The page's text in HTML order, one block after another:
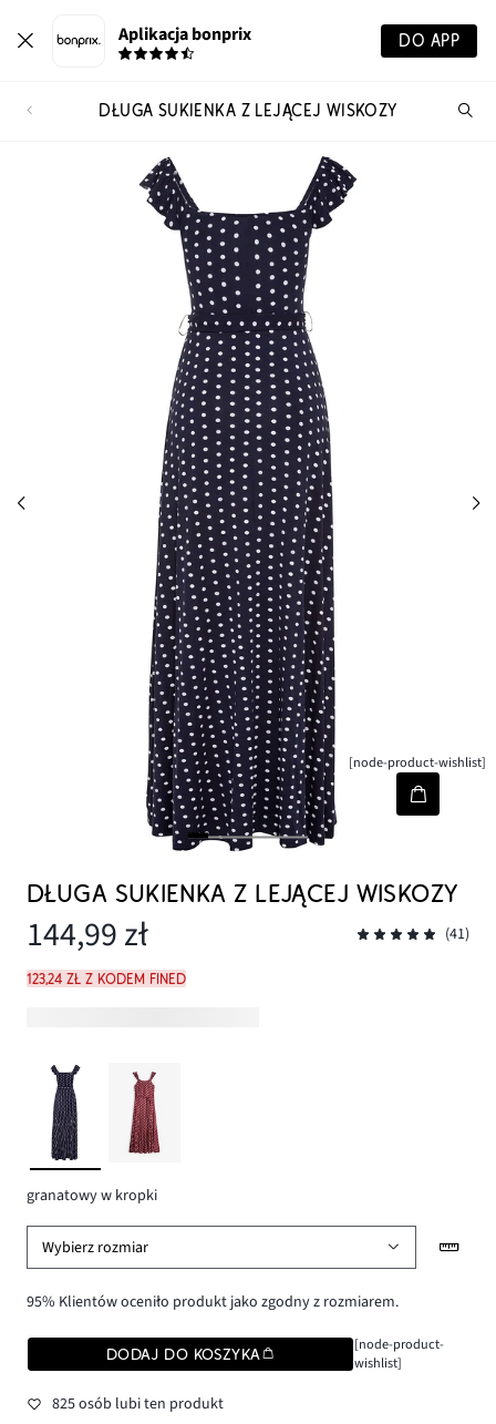
Aplikacja bonprix DO APP
DŁUGA SUKIENKA Z LEJĄCEJ WISKOZY
[node-product-wishlist]
DŁUGA SUKIENKA Z LEJĄCEJ WISKOZY
144,99 zł (41)
123,24 zł z kodem FINED
granatowy w kropki
Wybierz rozmiar
95% Klientów oceniło produkt jako zgodny z rozmiarem.
DODAJ DO KOSZYKA
[node-product-
wishlist]
825 osób lubi ten produkt